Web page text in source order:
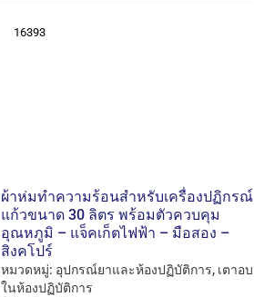
16393
ผ้าห่มทำความร้อนสำหรับเครื่องปฏิกรณ์
แก้วขนาด 30 ลิตร พร้อมตัวควบคุม
อุณหภูมิ – แจ็คเก็ตไฟฟ้า – มือสอง –
สิงคโปร์
หมวดหมู่: อุปกรณ์ยาและห้องปฏิบัติการ, เตาอบ
ในห้องปฏิบัติการ